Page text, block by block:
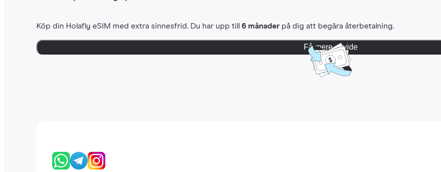
Köp din Holafly eSIM med extra sinnesfrid. Du har upp till6 månader på dig att begära återbetalning.
Få mere at vide